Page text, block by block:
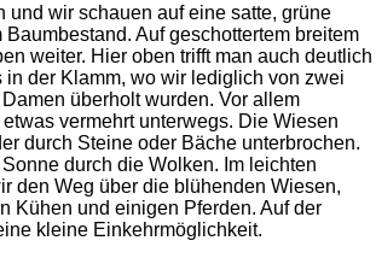
und wir schauen auf eine satte, grüne
Auf geschottertem breitem
weiter. Hier oben trifft man auch deutlich
in der Klamm, wo wir lediglich von zwei
überholt wurden. Vor allem
vermehrt unterwegs. Die Wiesen
durch Steine oder Bäche unterbrochen.
durch die Wolken. Im leichten
den Weg über die blühenden Wiesen,
Kühen und einigen Pferden. Auf der
kleine Einkehrmöglichkeit.